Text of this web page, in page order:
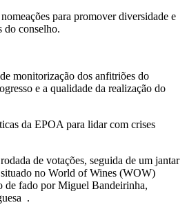
para promover diversidade e
do conselho.
monitorização dos anfitriões do
e a qualidade da realização do
da EPOA para lidar com crises
de votações, seguida de um jantar
no World of Wines (WOW)
de fado por Miguel Bandeirinha,
.